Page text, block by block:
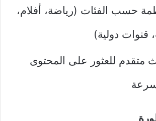
حسب الفئات (رياضة، أفلام،
دولية)
للعثور على المحتوى